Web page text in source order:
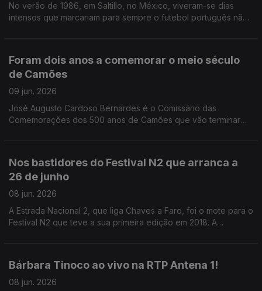
No verão de 1986, em Saltillo, no México, viveram-se dias
intensos que marcariam para sempre o futebol português não
Foram dois anos a comemorar o meio século
de Camões
09 jun. 2026
José Augusto Cardoso Bernardes é o Comissário das
Comemorações dos 500 anos de Camões que vão terminar
Nos bastidores do Festival N2 que arranca a
26 de junho
08 jun. 2026
A Estrada Nacional 2, que liga Chaves a Faro, foi o mote para o
Festival N2 que teve a sua primeira edição em 2018. A
Bárbara Tinoco ao vivo na RTP Antena 1!
08 jun. 2026